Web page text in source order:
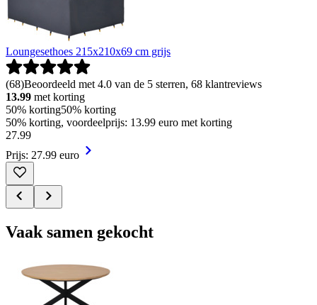
Loungesethoes 215x210x69 cm grijs
(68)Beoordeeld met 4.0 van de 5 sterren, 68 klantreviews
13.99 met korting
50% korting50% korting
50% korting, voordeelprijs: 13.99 euro met korting
27.99
Prijs: 27.99 euro
Vaak samen gekocht